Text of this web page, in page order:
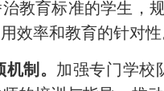
教育标准的学生，
效率和教育的针对性
制。 加强专门学校